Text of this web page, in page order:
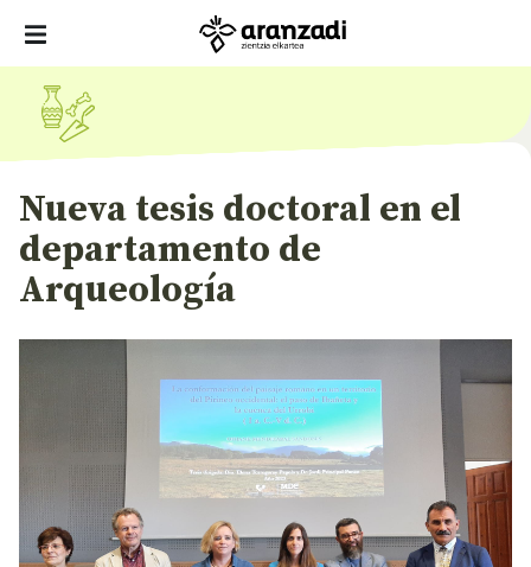
Nueva tesis doctoral en el
departamento de
Arqueología